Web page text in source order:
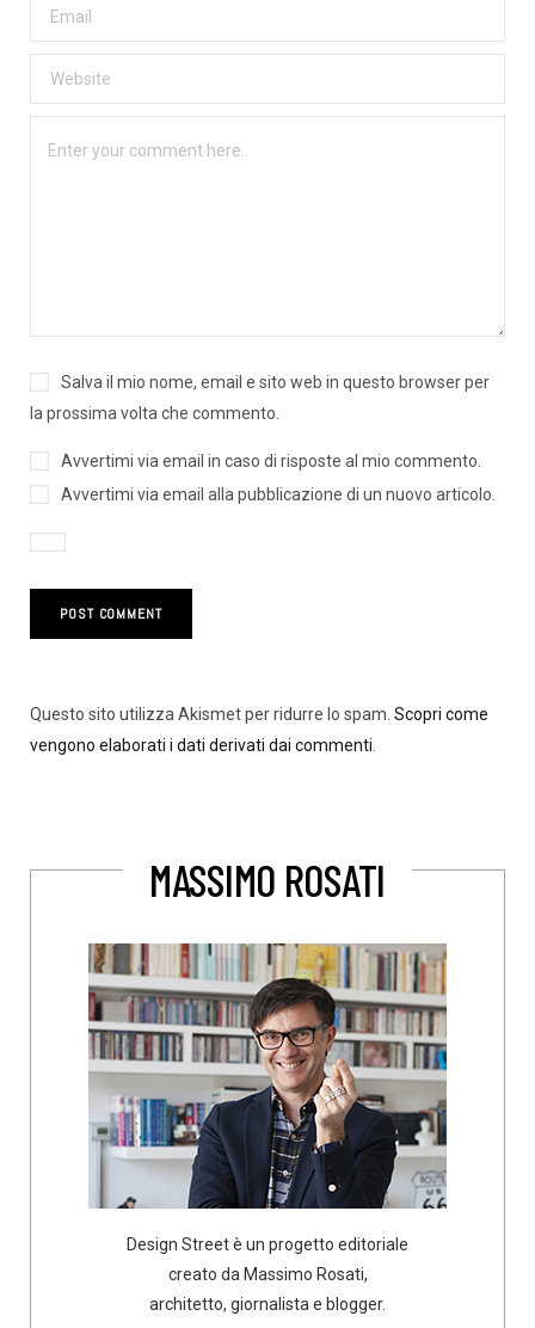
Salva il mio nome, email e sito web in questo browser per
la prossima volta che commento.
Avvertimi via email in caso di risposte al mio commento.
Avvertimi via email alla pubblicazione di un nuovo articolo.
Questo sito utilizza Akismet per ridurre lo spam. Scopri come
vengono elaborati i dati derivati dai commenti.
MASSIMO ROSATI
Design Street è un progetto editoriale
creato da Massimo Rosati,
architetto, giornalista e blogger.